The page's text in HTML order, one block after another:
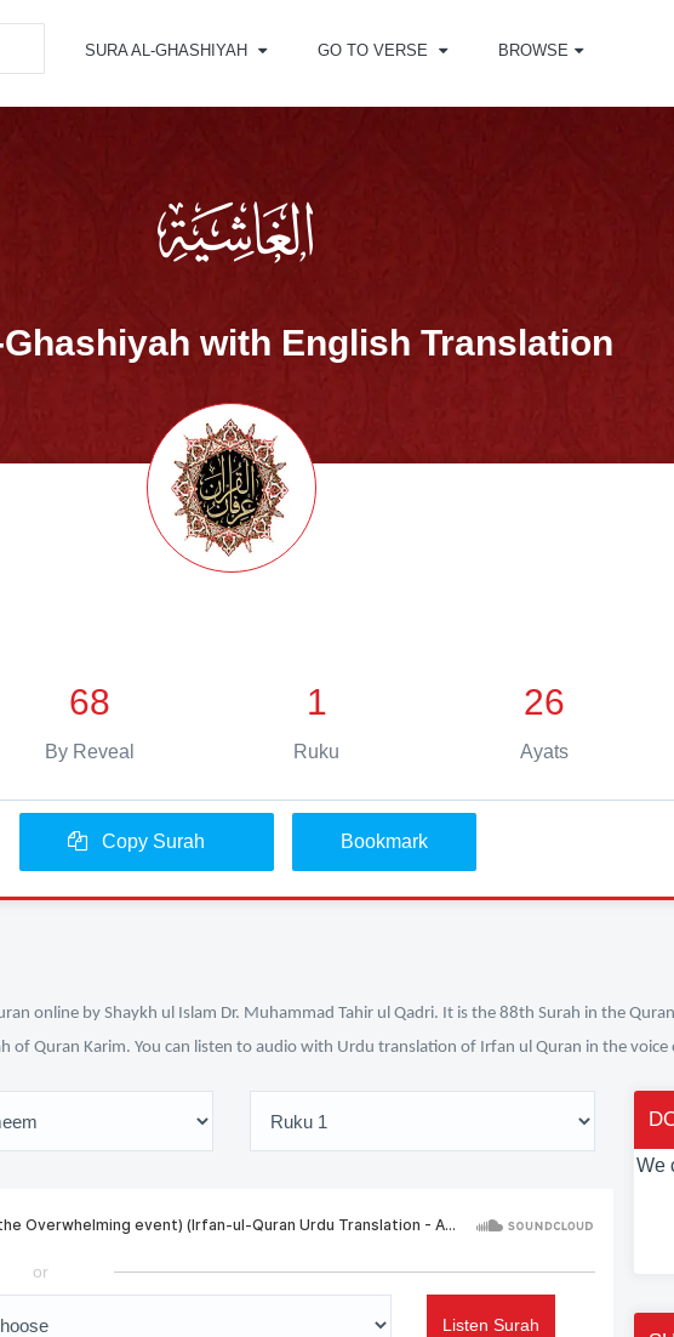
SURA AL-GHASHIYAH GO TO VERSE BROWSE
with English Translation
68
By Reveal
1
Ruku
26
Ayats
Copy Surah Bookmark
online by Shaykh ul Islam Dr. Muhammad Tahir ul Qadri. It is the 88th Surah in the
of Quran Karim. You can listen to audio with Urdu translation of Irfan ul Quran in the voice
or
Listen Surah
We